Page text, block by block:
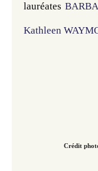
lauréates
Kathleen
Crédit